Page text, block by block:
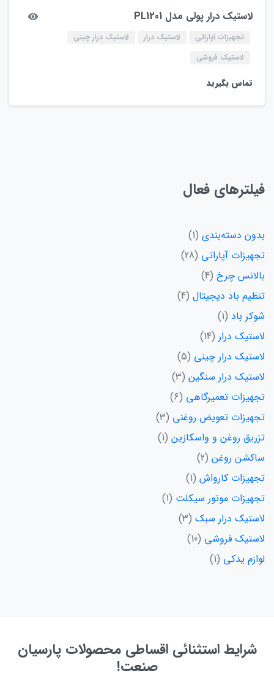
لاستیک درار پولی مدل PL1201
تجهیزات آپاراتی لاستیک درار
لاستیک درار چینی
لاستیک فروشی
تماس بگیرید
فیلترهای فعال
بدون دسته‌بندی 1
تجهیزات آپاراتی 28
بالانس چرخ 4
تنظیم باد دیجیتال 4
شوکر باد 1
لاستیک درار 14
لاستیک درار چینی 5
لاستیک درار سنگین 3
تجهیزات تعمیرگاهی 6
تجهیزات تعویض روغنی 3
تزریق روغن و واسکازین 1
ساکشن روغن 2
تجهیزات کارواش 1
تجهیزات موتور سیکلت 1
لاستیک درار سبک 3
لاستیک فروشی 10
لوازم یدکی 1
شرایط استثنائی اقساطی محصولات پارسیان
صنعت!